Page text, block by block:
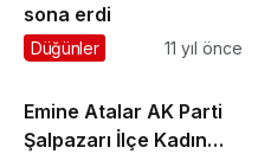
sona erdi
Düğünler 11 yıl önce
Emine Atalar AK Parti
Şalpazarı İlçe Kadın